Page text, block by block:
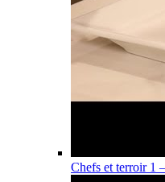
Chefs et terroir 1